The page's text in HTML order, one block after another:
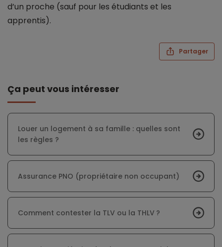
d’un proche (sauf pour les étudiants et les
apprentis).
Partager
Ça peut vous intéresser
Louer un logement à sa famille : quelles sont
les règles ?
Assurance PNO (propriétaire non occupant)
Comment contester la TLV ou la THLV ?